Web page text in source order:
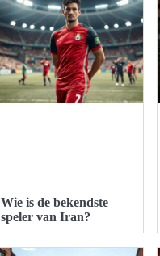
Wie is de bekendste
speler van Iran?